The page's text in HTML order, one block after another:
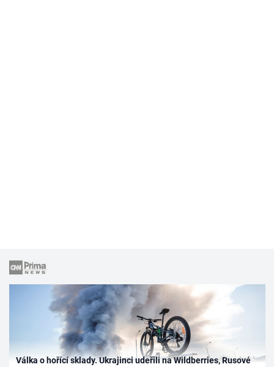
Válka o hořící sklady. Ukrajinci udeřili na Wildberries, Rusové